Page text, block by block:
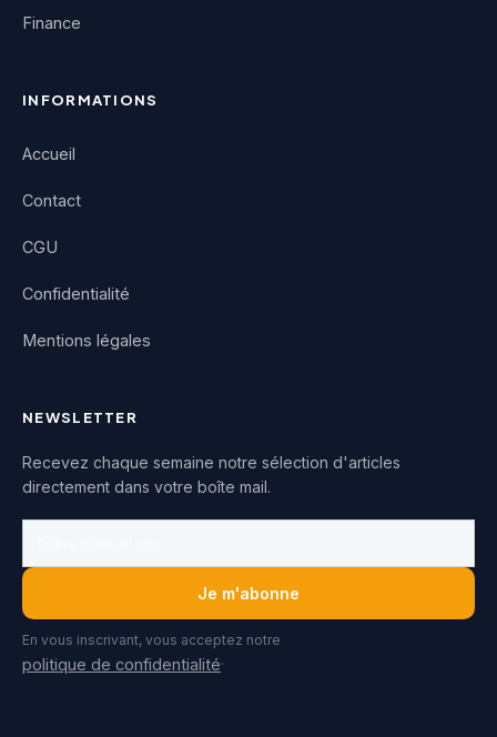
Finance
INFORMATIONS
Accueil
Contact
CGU
Confidentialité
Mentions légales
NEWSLETTER
Recevez chaque semaine notre sélection d'articles
directement dans votre boîte mail.
Je m'abonne
En vous inscrivant, vous acceptez notre
politique de confidentialité.